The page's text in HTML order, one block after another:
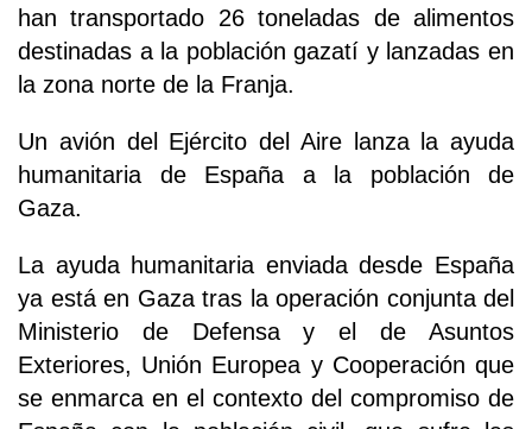
han transportado 26 toneladas de alimentos
destinadas a la población gazatí y lanzadas en
la zona norte de la Franja.
Un avión del Ejército del Aire lanza la ayuda
humanitaria de España a la población de
Gaza.
La ayuda humanitaria enviada desde España
ya está en Gaza tras la operación conjunta del
Ministerio de Defensa y el de Asuntos
Exteriores, Unión Europea y Cooperación que
se enmarca en el contexto del compromiso de